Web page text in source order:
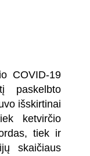
COVID-19
paskelbto
išskirtinai
ketvirčio
tiek ir
skaičiaus